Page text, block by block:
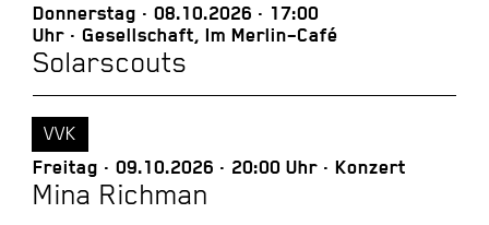
Donnerstag 08.10.2026
17:00
Uhr
Gesellschaft, Im Merlin–Café
Solarscouts
Freitag 09.10.2026 20:00 Uhr Konzert
Mina Richman
VVK